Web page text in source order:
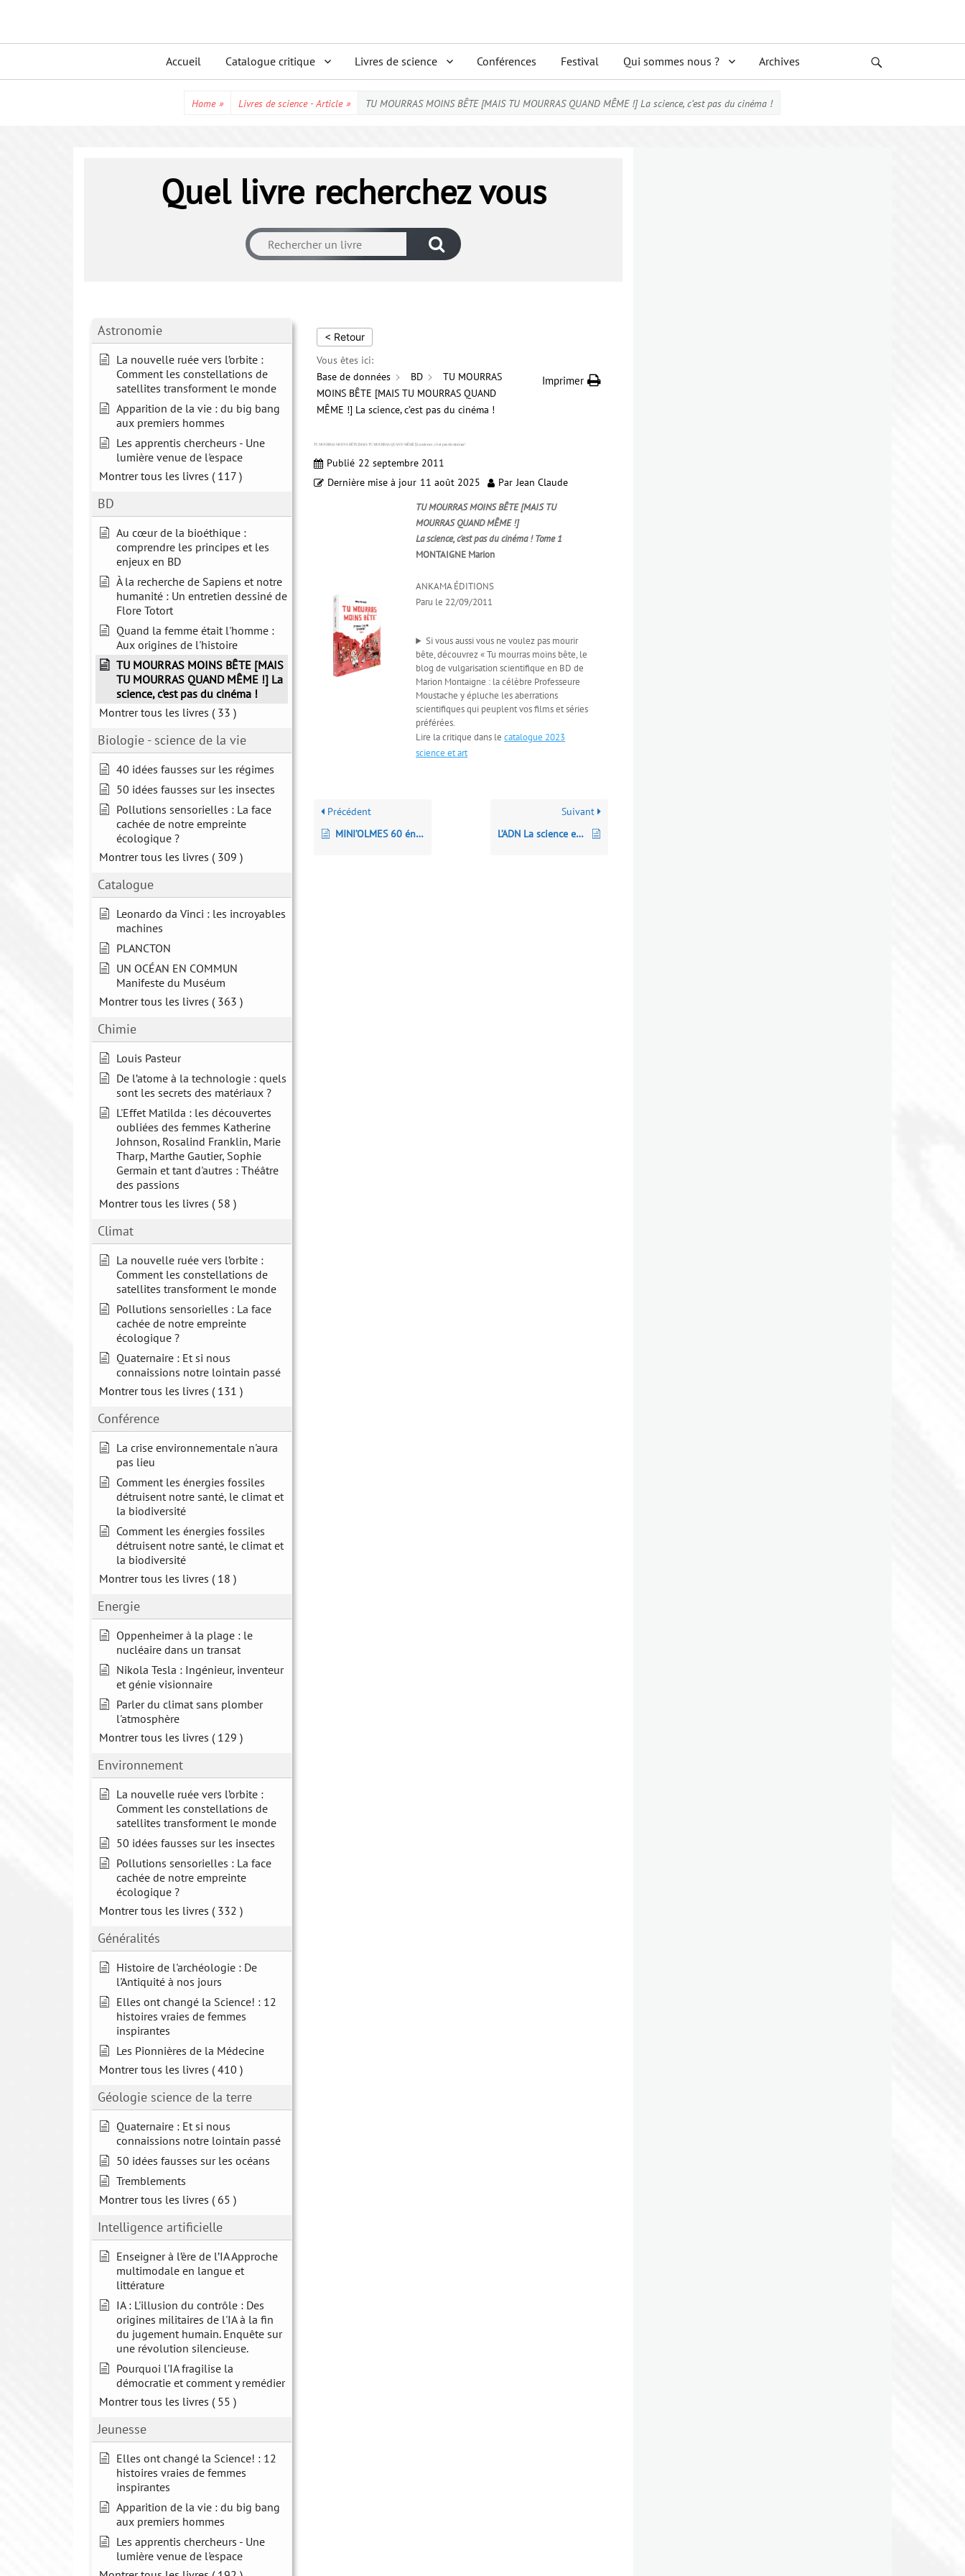
menu
Accueil Catalogue critique Livres de science Conférences Festival Qui sommes nous ? Archives
Home » Livres de science - Article » TU MOURRAS MOINS BÊTE [MAIS TU MOURRAS QUAND MÊME !] La science, c’est pas du cinéma !
Quel livre recherchez vous
Astronomie
La nouvelle ruée vers l’orbite :
Comment les constellations de
satellites transforment le monde
Apparition de la vie : du big bang
aux premiers hommes
Les apprentis chercheurs - Une
lumière venue de l'espace
Montrer tous les livres ( 117 )
BD
Au cœur de la bioéthique :
comprendre les principes et les
enjeux en BD
À la recherche de Sapiens et notre
humanité : Un entretien dessiné de
Flore Totort
Quand la femme était l'homme :
Aux origines de l'histoire
TU MOURRAS MOINS BÊTE [MAIS
TU MOURRAS QUAND MÊME !] La
science, c’est pas du cinéma !
Montrer tous les livres ( 33 )
Biologie - science de la vie
40 idées fausses sur les régimes
50 idées fausses sur les insectes
Pollutions sensorielles : La face
cachée de notre empreinte
écologique ?
Montrer tous les livres ( 309 )
Catalogue
Leonardo da Vinci : les incroyables
machines
PLANCTON
UN OCÉAN EN COMMUN
Manifeste du Muséum
Montrer tous les livres ( 363 )
Chimie
Louis Pasteur
De l’atome à la technologie : quels
sont les secrets des matériaux ?
L'Effet Matilda : les découvertes
oubliées des femmes Katherine
Johnson, Rosalind Franklin, Marie
Tharp, Marthe Gautier, Sophie
Germain et tant d'autres : Théâtre
des passions
Montrer tous les livres ( 58 )
Climat
La nouvelle ruée vers l’orbite :
Comment les constellations de
satellites transforment le monde
Pollutions sensorielles : La face
cachée de notre empreinte
écologique ?
Quaternaire : Et si nous
connaissions notre lointain passé
Montrer tous les livres ( 131 )
Conférence
La crise environnementale n'aura
pas lieu
Comment les énergies fossiles
détruisent notre santé, le climat et
la biodiversité
Comment les énergies fossiles
détruisent notre santé, le climat et
la biodiversité
Montrer tous les livres ( 18 )
Energie
Oppenheimer à la plage : le
nucléaire dans un transat
Nikola Tesla : Ingénieur, inventeur
et génie visionnaire
Parler du climat sans plomber
l'atmosphère
Montrer tous les livres ( 129 )
Environnement
La nouvelle ruée vers l’orbite :
Comment les constellations de
satellites transforment le monde
50 idées fausses sur les insectes
Pollutions sensorielles : La face
cachée de notre empreinte
écologique ?
Montrer tous les livres ( 332 )
Généralités
Histoire de l'archéologie : De
l'Antiquité à nos jours
Elles ont changé la Science! : 12
histoires vraies de femmes
inspirantes
Les Pionnières de la Médecine
Montrer tous les livres ( 410 )
Géologie science de la terre
Quaternaire : Et si nous
connaissions notre lointain passé
50 idées fausses sur les océans
Tremblements
Montrer tous les livres ( 65 )
Intelligence artificielle
Enseigner à l’ère de l’IA Approche
multimodale en langue et
littérature
IA : L'illusion du contrôle : Des
origines militaires de l'IA à la fin
du jugement humain. Enquête sur
une révolution silencieuse.
Pourquoi l'IA fragilise la
démocratie et comment y remédier
Montrer tous les livres ( 55 )
Jeunesse
Elles ont changé la Science! : 12
histoires vraies de femmes
inspirantes
Apparition de la vie : du big bang
aux premiers hommes
Les apprentis chercheurs - Une
lumière venue de l'espace
< Retour
Vous êtes ici:
Base de données
BD
TU MOURRAS
MOINS BÊTE [MAIS TU MOURRAS QUAND
MÊME !] La science, c’est pas du cinéma !
Imprimer
TU MOURRAS MOINS BÊTE [MAIS TU MOURRAS QUAND MÊME !] La science, c’est pas du cinéma !
Publié 22 septembre 2011
Dernière mise à jour 11 août 2025 Par Jean Claude
TU MOURRAS MOINS BÊTE [MAIS TU
MOURRAS QUAND MÊME !]
La science, c’est pas du cinéma ! Tome 1
MONTAIGNE Marion
ANKAMA ÉDITIONS
Paru le 22/09/2011
Si vous aussi vous ne voulez pas mourir
bête, découvrez « Tu mourras moins bête, le
blog de vulgarisation scientifique en BD de
Marion Montaigne : la célèbre Professeure
Moustache y épluche les aberrations
scientifiques qui peuplent vos films et séries
préférées.
Lire la critique dans lecatalogue 2023
science et art
Précédent
MINI’OLMES 60 énigmes en BD à résoudre !
Suivant
L’ADN La science en bandes dessinées